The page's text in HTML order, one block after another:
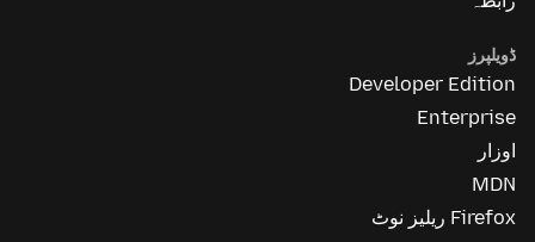
ڈویلپرز
Developer Edition
Enterprise
اوزار
MDN
Firefox ریلیز نوٹ